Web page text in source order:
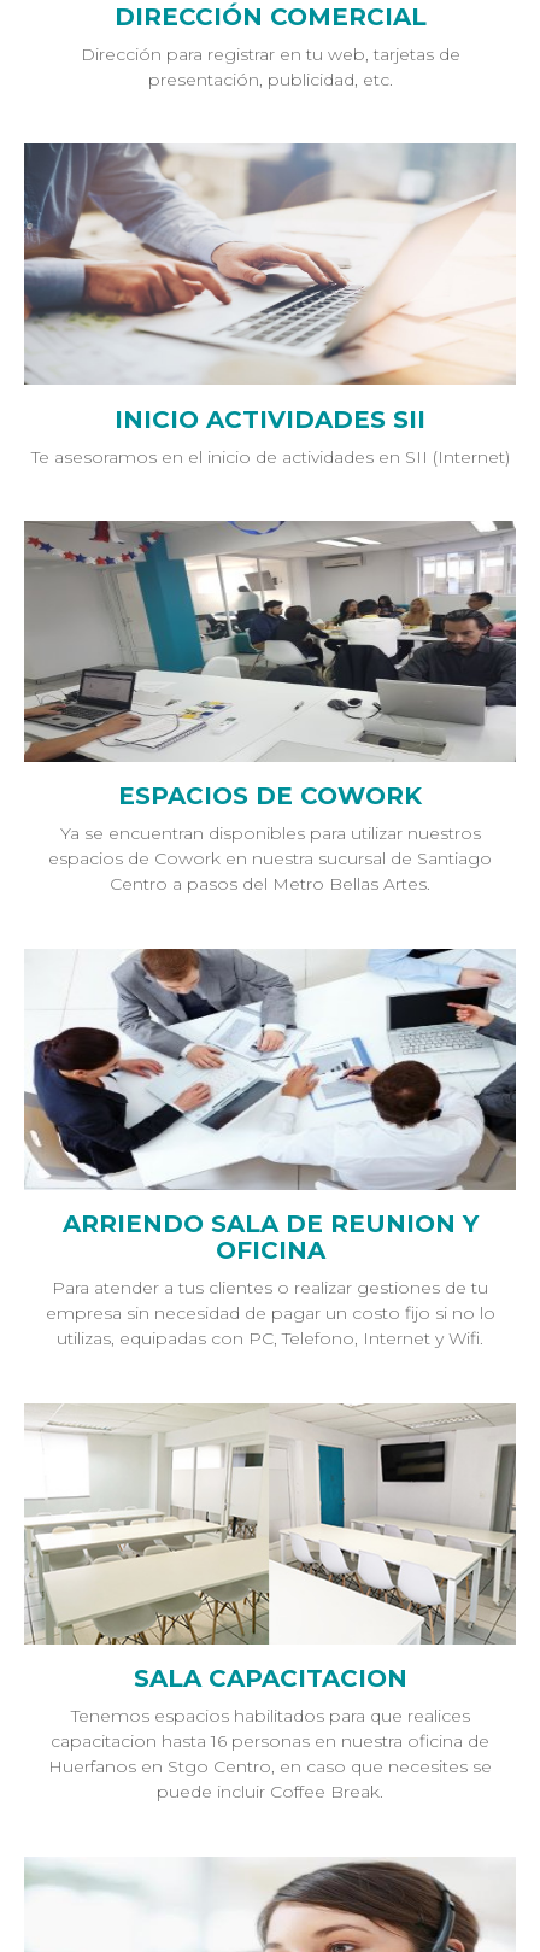
DIRECCIÓN COMERCIAL
Dirección para registrar en tu web, tarjetas de
presentación, publicidad, etc.
INICIO ACTIVIDADES SII
Te asesoramos en el inicio de actividades en SII (Internet)
ESPACIOS DE COWORK
Ya se encuentran disponibles para utilizar nuestros
espacios de Cowork en nuestra sucursal de Santiago
Centro a pasos del Metro Bellas Artes.
ARRIENDO SALA DE REUNION Y
OFICINA
Para atender a tus clientes o realizar gestiones de tu
empresa sin necesidad de pagar un costo fijo si no lo
utilizas, equipadas con PC, Telefono, Internet y Wifi.
SALA CAPACITACION
Tenemos espacios habilitados para que realices
capacitacion hasta 16 personas en nuestra oficina de
Huerfanos en Stgo Centro, en caso que necesites se
puede incluir Coffee Break.